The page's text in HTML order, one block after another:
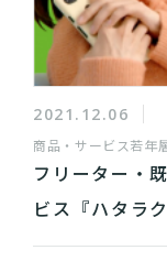
2021.12.06
商品・サービス若年
フリーター・
ビス『ハタラ